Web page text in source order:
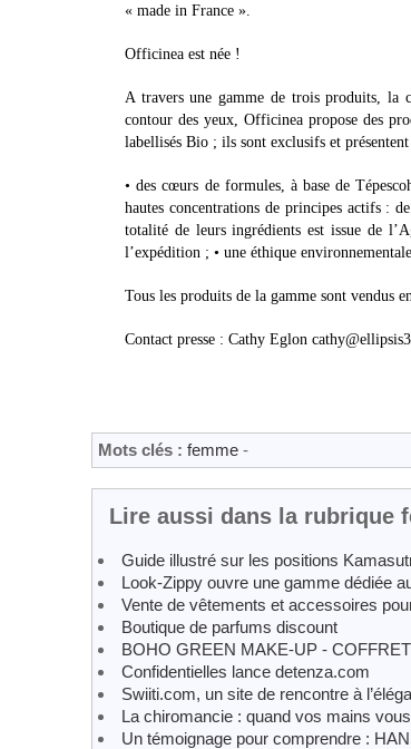
« made in France ».
Officinea est née !
A travers une gamme de trois produits, la
contour des yeux, Officinea propose des
labellisés Bio ; ils sont exclusifs et
• des cœurs de formules, à base de
hautes concentrations de principes actifs :
totalité de leurs ingrédients est issue de
l’expédition ; • une éthique
Tous les produits de la gamme sont vendus
Contact presse : Cathy Eglon
Mots clés : femme -
Lire aussi dans la rubrique
Guide illustré sur les positions
Look-Zippy ouvre une gamme dédiée
Vente de vêtements et accessoires
Boutique de parfums discount
BOHO GREEN MAKE-UP -
Confidentielles lance detenza.com
Swiiti.com, un site de rencontre à
La chiromancie : quand vos mains
Un témoignage pour comprendre :